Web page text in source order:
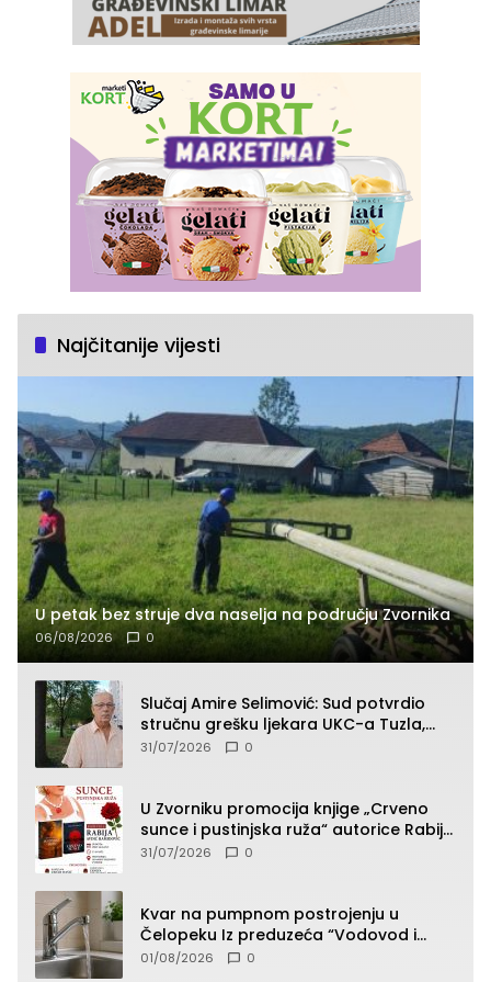
Najčitanije vijesti
U petak bez struje dva naselja na području Zvornika
06/08/2026 0
Slučaj Amire Selimović: Sud potvrdio
stručnu grešku ljekara UKC-a Tuzla,
presudan dokaz ostala obdukcija
31/07/2026 0
U Zvorniku promocija knjige „Crveno
sunce i pustinjska ruža“ autorice Rabije
Avdić-Hamidović
31/07/2026 0
Kvar na pumpnom postrojenju u
Čelopeku Iz preduzeća “Vodovod i
komunalije”
01/08/2026 0